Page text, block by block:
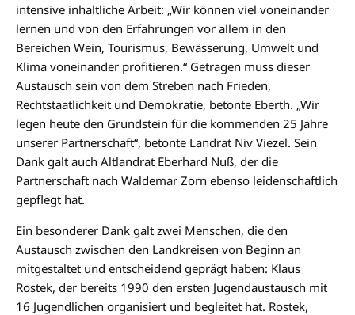
intensive inhaltliche Arbeit: „Wir können viel voneinander
lernen und von den Erfahrungen vor allem in den
Bereichen Wein, Tourismus, Bewässerung, Umwelt und
Klima voneinander profitieren.“ Getragen muss dieser
Austausch sein von dem Streben nach Frieden,
Rechtstaatlichkeit und Demokratie, betonte Eberth. „Wir
legen heute den Grundstein für die kommenden 25 Jahre
unserer Partnerschaft“, betonte Landrat Niv Viezel. Sein
Dank galt auch Altlandrat Eberhard Nuß, der die
Partnerschaft nach Waldemar Zorn ebenso leidenschaftlich
gepflegt hat.
Ein besonderer Dank galt zwei Menschen, die den
Austausch zwischen den Landkreisen von Beginn an
mitgestaltet und entscheidend geprägt haben: Klaus
Rostek, der bereits 1990 den ersten Jugendaustausch mit
16 Jugendlichen organisiert und begleitet hat. Rostek,